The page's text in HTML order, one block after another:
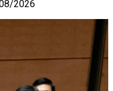
2026